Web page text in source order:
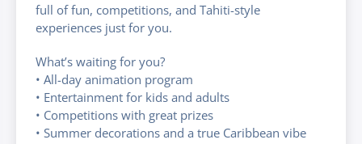
full of fun, competitions, and Tahiti-style
experiences just for you.
What’s waiting for you?
• All-day animation program
• Entertainment for kids and adults
• Competitions with great prizes
• Summer decorations and a true Caribbean vibe